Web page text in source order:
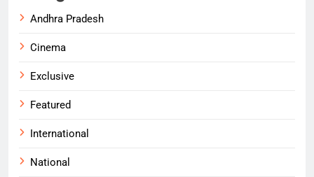
Andhra Pradesh
Cinema
Exclusive
Featured
International
National